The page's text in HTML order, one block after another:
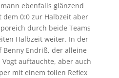
ebenfalls glänzend
dem 0:0 zur Halbzeit aber
durch beide Teams
Halbzeit weiter. In der
Benny Endriß, der alleine
auftauchte, aber auch
mit einem tollen Reflex